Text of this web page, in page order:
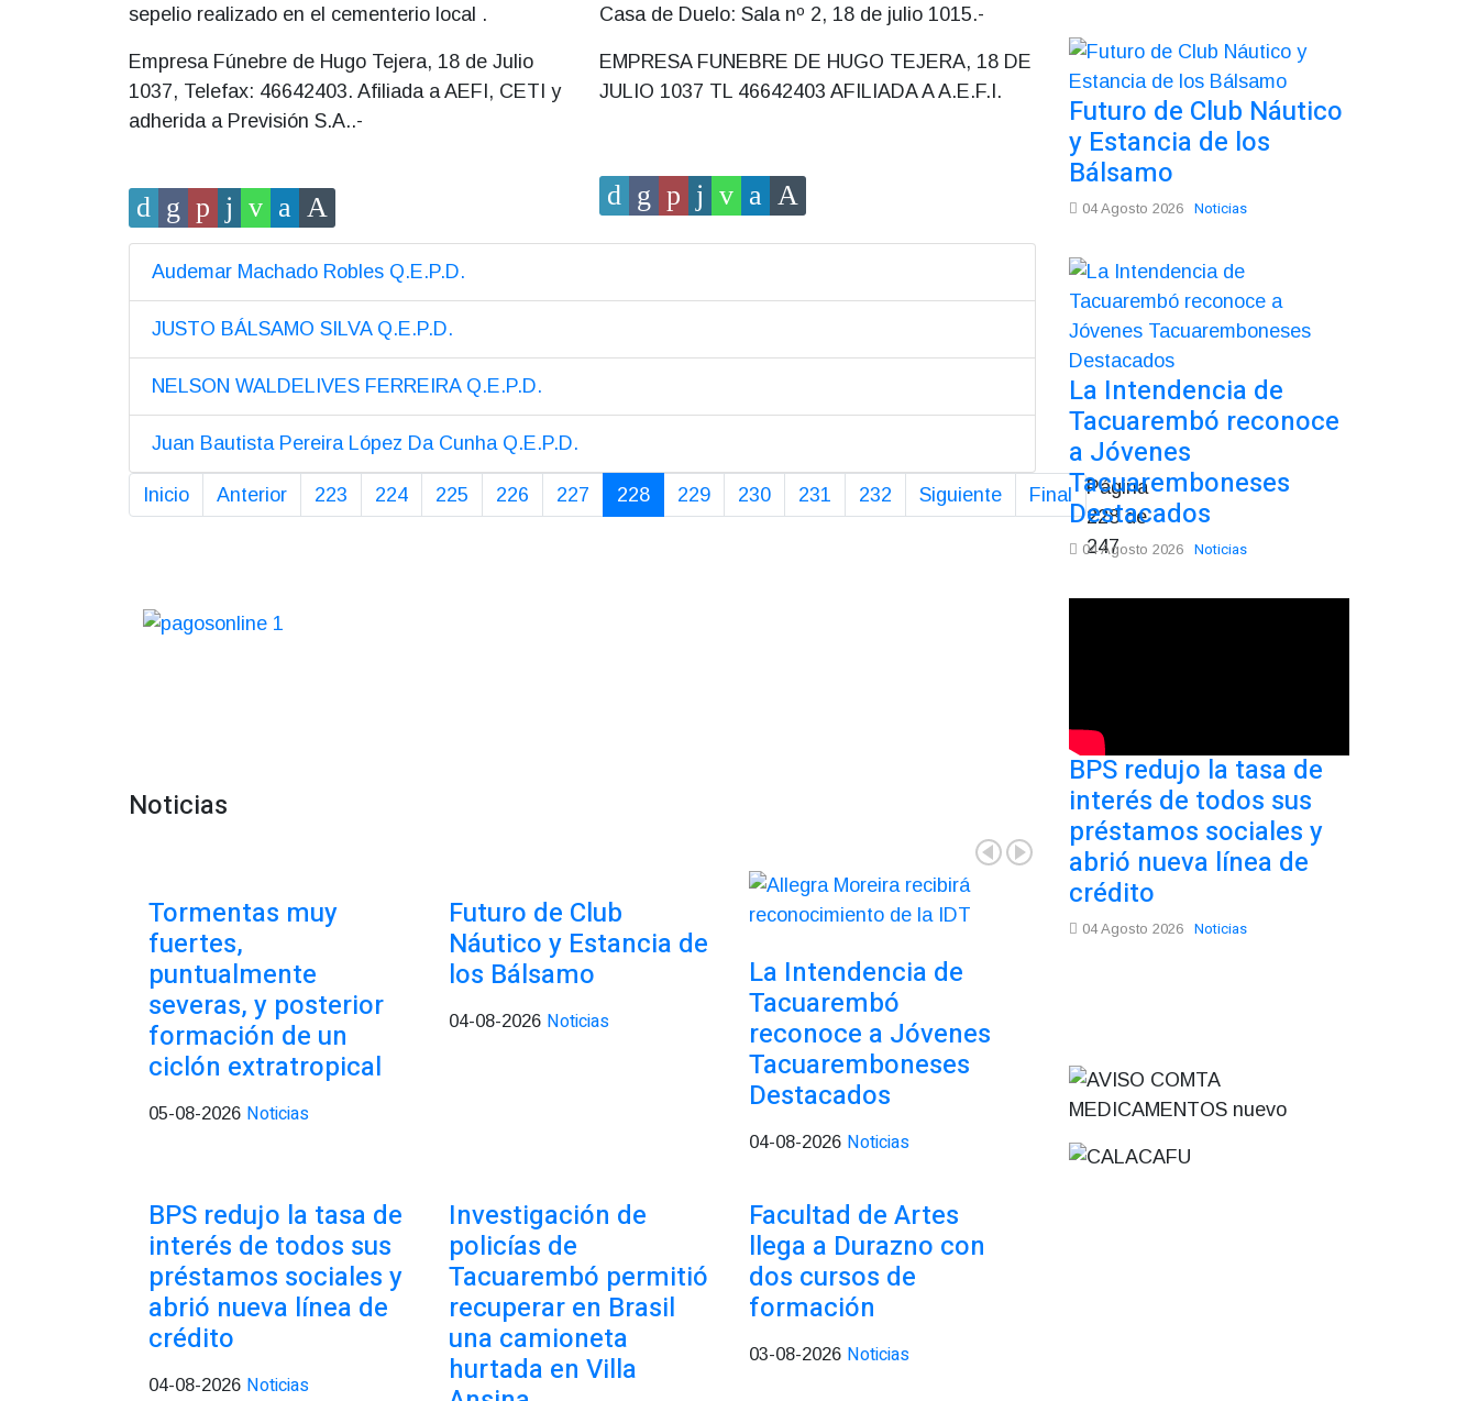
sepelio realizado en el cementerio local .
Empresa Fúnebre de Hugo Tejera, 18 de Julio
1037, Telefax: 46642403. Afiliada a AEFI, CETI y
adherida a Previsión S.A..-
Casa de Duelo: Sala nº 2, 18 de julio 1015.-
EMPRESA FUNEBRE DE HUGO TEJERA, 18 DE
JULIO 1037 TL 46642403 AFILIADA A A.E.F.I.
Audemar Machado Robles Q.E.P.D.
JUSTO BÁLSAMO SILVA Q.E.P.D.
NELSON WALDELIVES FERREIRA Q.E.P.D.
Juan Bautista Pereira López Da Cunha Q.E.P.D.
Inicio Anterior 223 224 225 226 227 228 229 230 231 232 Siguiente Final
Página
228 de
247
Noticias
Tormentas muy
fuertes,
puntualmente
severas, y posterior
formación de un
ciclón extratropical
05-08-2026 Noticias
Futuro de Club
Náutico y Estancia de
los Bálsamo
04-08-2026 Noticias
La Intendencia de
Tacuarembó
reconoce a Jóvenes
Tacuaremboneses
Destacados
04-08-2026 Noticias
BPS redujo la tasa de
interés de todos sus
préstamos sociales y
abrió nueva línea de
crédito
04-08-2026 Noticias
Investigación de
policías de
Tacuarembó permitió
recuperar en Brasil
una camioneta
hurtada en Villa
Facultad de Artes
llega a Durazno con
dos cursos de
formación
03-08-2026 Noticias
Futuro de Club Náutico
y Estancia de los
Bálsamo
04 Agosto 2026 Noticias
La Intendencia de
Tacuarembó reconoce
a Jóvenes
Tacuaremboneses
Destacados
04 Agosto 2026 Noticias
BPS redujo la tasa de
interés de todos sus
préstamos sociales y
abrió nueva línea de
crédito
04 Agosto 2026 Noticias